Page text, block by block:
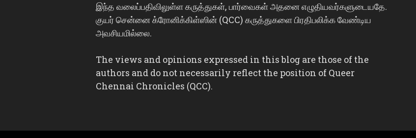
இந்த வலைப்பதிவிலுள்ள கருத்துகள், பார்வைகள் அதனை எழுதியவர்களுடையதே.
குயர் சென்னை க்ரோனிக்கிள்ஸின் (QCC) கருத்துகளை பிரதிபலிக்க வேண்டிய
அவசியமில்லை.
The views and opinions expressed in this blog are those of the
authors and do not necessarily reflect the position of Queer
Chennai Chronicles (QCC).